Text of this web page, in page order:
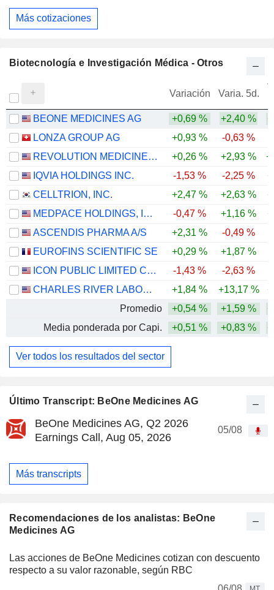
Último Transcript: BeOne Medicines AG
BeOne Medicines AG, Q2 2026
Earnings Call, Aug 05, 2026
05/08
Más transcripts
Recomendaciones de los analistas: BeOne
Medicines AG
Las acciones de BeOne Medicines cotizan con descuento
respecto a su valor razonable, según RBC
Más cotizaciones
Biotecnología e Investigación Médica - Otros
Variación Varia. 5d.
BEONE MEDICINES AG +0,69 % +2,40 %
LONZA GROUP AG
+0,93 % -0,63 %
REVOLUTION MEDICINES, INC.
+0,26 % +2,93 %
IQVIA HOLDINGS INC.
-1,53 % -2,25 %
CELLTRION, INC.
+2,47 % +2,63 %
MEDPACE HOLDINGS, INC.
-0,47 % +1,16 %
ASCENDIS PHARMA A/S
+2,31 %
-0,49 %
EUROFINS SCIENTIFIC SE
+0,29 % +1,87 %
ICON PUBLIC LIMITED COMPANY
-1,43 % -2,63 %
CHARLES RIVER LABORATORIES INTERNATIONAL, INC.
+1,84 % +13,17 %
Promedio
+0,54 % +1,59 %
Media ponderada por Capi.
+0,51 % +0,83 %
Ver todos los resultados del sector